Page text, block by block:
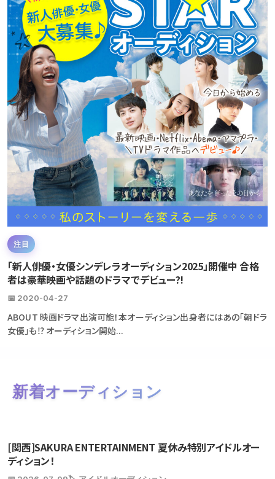
注目
「新人俳優・女優シンデレラオーディション2025」開催中 合格
者は豪華映画や話題のドラマでデビュー?!
📅 2020-04-27
ABOUT 映画ドラマ出演可能！本オーディション出身者にはあの「朝ドラ
女優」も⁉ オーディション開始...
新着オーディション
[関西]SAKURA ENTERTAINMENT 夏休み特別アイドルオー
ディション！